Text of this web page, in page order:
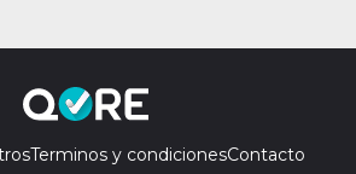
Terminos y condicionesContacto